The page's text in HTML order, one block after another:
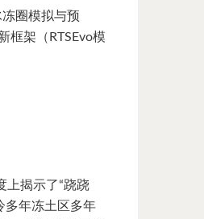
圈模拟与预
框架（RTSEvo模
上揭示了“跷跷
多年冻土区多年